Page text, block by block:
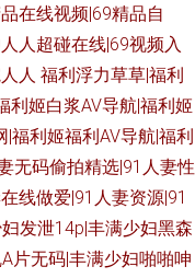
在线视频|69精品自
人超碰在线|69视频入
人 福利浮力草草|福利
利姬白浆AV导航|福利姬
福利姬福利AV导航|福利
无码偷拍精选|91人妻性
线做爱|91人妻资源|91
发泄14p|丰满少妇黑森
片无码|丰满少妇啪啪呻